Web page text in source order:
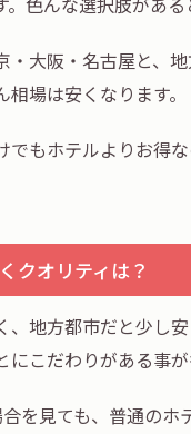
・大阪・名古屋と、
場は安くなります。
でもホテルよりお得
クオリティは？
、地方都市だと少し
にこだわりがある事
を見ても、普通の